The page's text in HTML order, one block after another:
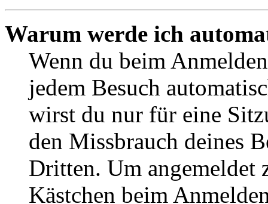
Warum werde ich
Wenn du beim
jedem Besuch
wirst du nur für eine
den Missbrauch deines
Dritten. Um angemeldet
Kästchen beim